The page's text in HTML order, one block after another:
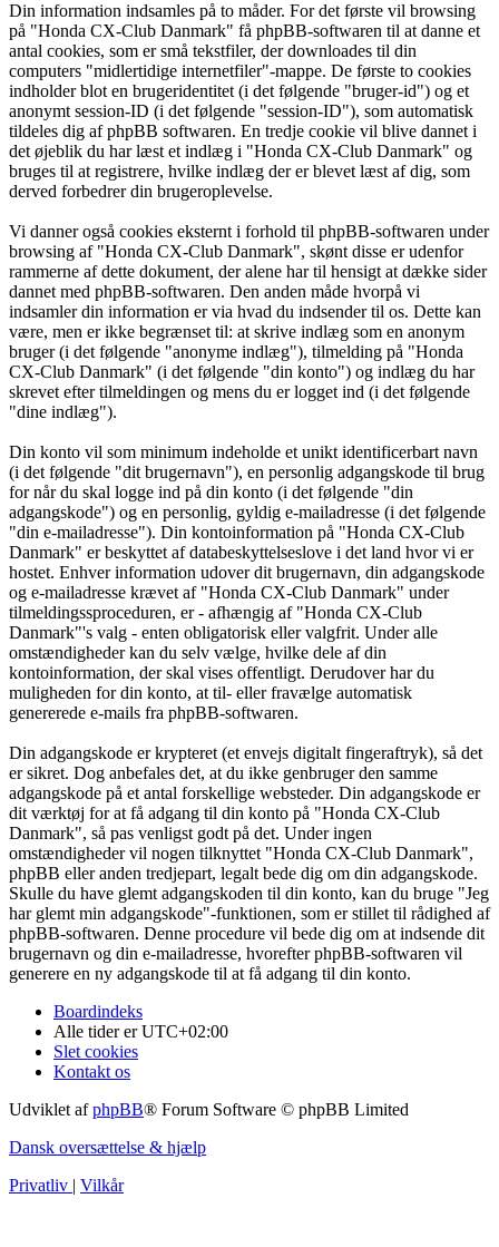
Din information indsamles på to måder. For det første vil browsing
på "Honda CX-Club Danmark" få phpBB-softwaren til at danne et
antal cookies, som er små tekstfiler, der downloades til din
computers "midlertidige internetfiler"-mappe. De første to cookies
indholder blot en brugeridentitet (i det følgende "bruger-id") og et
anonymt session-ID (i det følgende "session-ID"), som automatisk
tildeles dig af phpBB softwaren. En tredje cookie vil blive dannet i
det øjeblik du har læst et indlæg i "Honda CX-Club Danmark" og
bruges til at registrere, hvilke indlæg der er blevet læst af dig, som
derved forbedrer din brugeroplevelse.
Vi danner også cookies eksternt i forhold til phpBB-softwaren under
browsing af "Honda CX-Club Danmark", skønt disse er udenfor
rammerne af dette dokument, der alene har til hensigt at dække sider
dannet med phpBB-softwaren. Den anden måde hvorpå vi
indsamler din information er via hvad du indsender til os. Dette kan
være, men er ikke begrænset til: at skrive indlæg som en anonym
bruger (i det følgende "anonyme indlæg"), tilmelding på "Honda
CX-Club Danmark" (i det følgende "din konto") og indlæg du har
skrevet efter tilmeldingen og mens du er logget ind (i det følgende
"dine indlæg").
Din konto vil som minimum indeholde et unikt identificerbart navn
(i det følgende "dit brugernavn"), en personlig adgangskode til brug
for når du skal logge ind på din konto (i det følgende "din
adgangskode") og en personlig, gyldig e-mailadresse (i det følgende
"din e-mailadresse"). Din kontoinformation på "Honda CX-Club
Danmark" er beskyttet af databeskyttelseslove i det land hvor vi er
hostet. Enhver information udover dit brugernavn, din adgangskode
og e-mailadresse krævet af "Honda CX-Club Danmark" under
tilmeldingssproceduren, er - afhængig af "Honda CX-Club
Danmark"'s valg - enten obligatorisk eller valgfrit. Under alle
omstændigheder kan du selv vælge, hvilke dele af din
kontoinformation, der skal vises offentligt. Derudover har du
muligheden for din konto, at til- eller fravælge automatisk
genererede e-mails fra phpBB-softwaren.
Din adgangskode er krypteret (et envejs digitalt fingeraftryk), så det
er sikret. Dog anbefales det, at du ikke genbruger den samme
adgangskode på et antal forskellige websteder. Din adgangskode er
dit værktøj for at få adgang til din konto på "Honda CX-Club
Danmark", så pas venligst godt på det. Under ingen
omstændigheder vil nogen tilknyttet "Honda CX-Club Danmark",
phpBB eller anden tredjepart, legalt bede dig om din adgangskode.
Skulle du have glemt adgangskoden til din konto, kan du bruge "Jeg
har glemt min adgangskode"-funktionen, som er stillet til rådighed af
phpBB-softwaren. Denne procedure vil bede dig om at indsende dit
brugernavn og din e-mailadresse, hvorefter phpBB-softwaren vil
generere en ny adgangskode til at få adgang til din konto.
Boardindeks
Alle tider erUTC+02:00
Slet cookies
Kontakt os
Udviklet afphpBB® Forum Software © phpBB Limited
Dansk oversættelse & hjælp
Privatliv | Vilkår